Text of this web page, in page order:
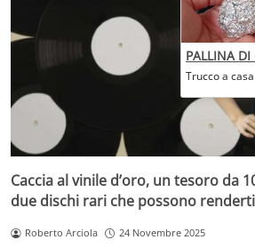
Caccia al vinile d’oro, un tesoro da
due dischi rari che possono
Roberto Arciola 24 Novembre 2025
PALLINA DI
Trucco a casa